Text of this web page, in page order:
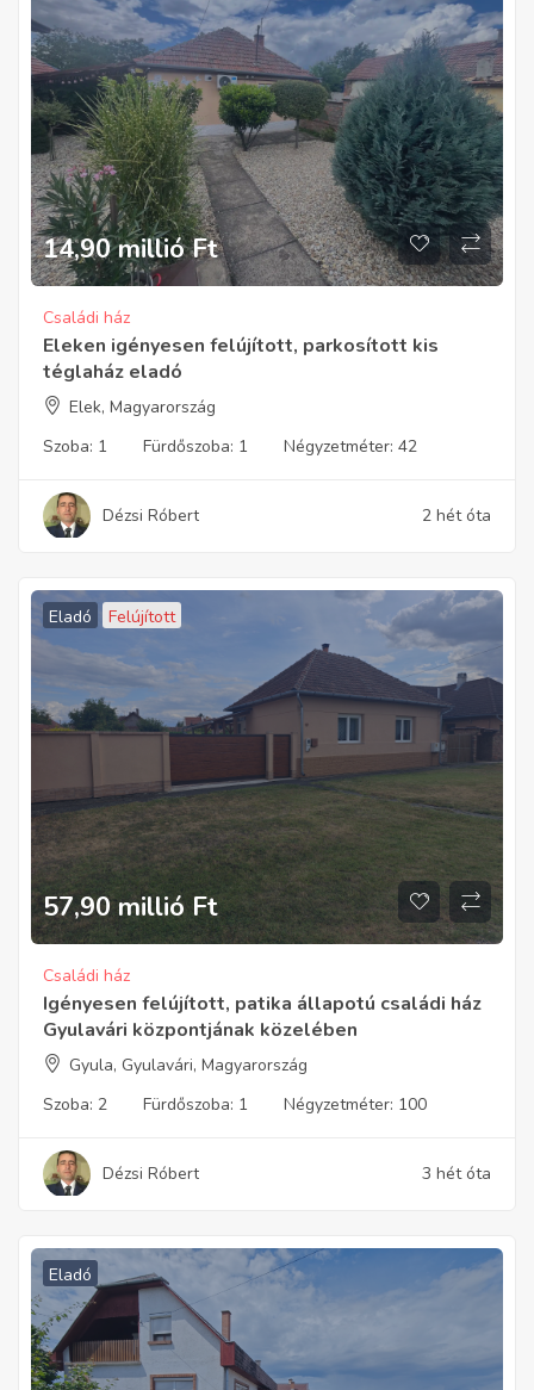
14,90 millió Ft
Családi ház
Eleken igényesen felújított, parkosított kis
téglaház eladó
Elek, Magyarország
Szoba: 1 Fürdőszoba: 1 Négyzetméter: 42
Dézsi Róbert 2 hét óta
Eladó Felújított
57,90 millió Ft
Családi ház
Igényesen felújított, patika állapotú családi ház
Gyulavári központjának közelében
Gyula, Gyulavári, Magyarország
Szoba: 2 Fürdőszoba: 1 Négyzetméter: 100
Dézsi Róbert 3 hét óta
Eladó